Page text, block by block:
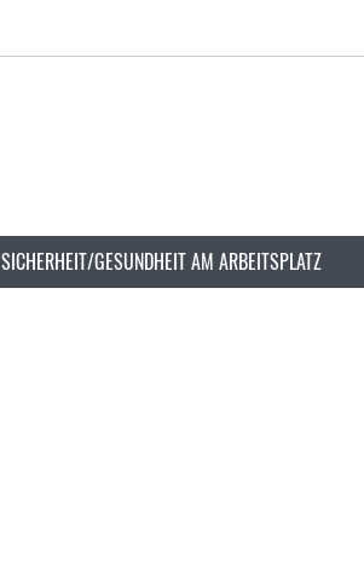
SICHERHEIT/GESUNDHEIT AM ARBEITSPLATZ